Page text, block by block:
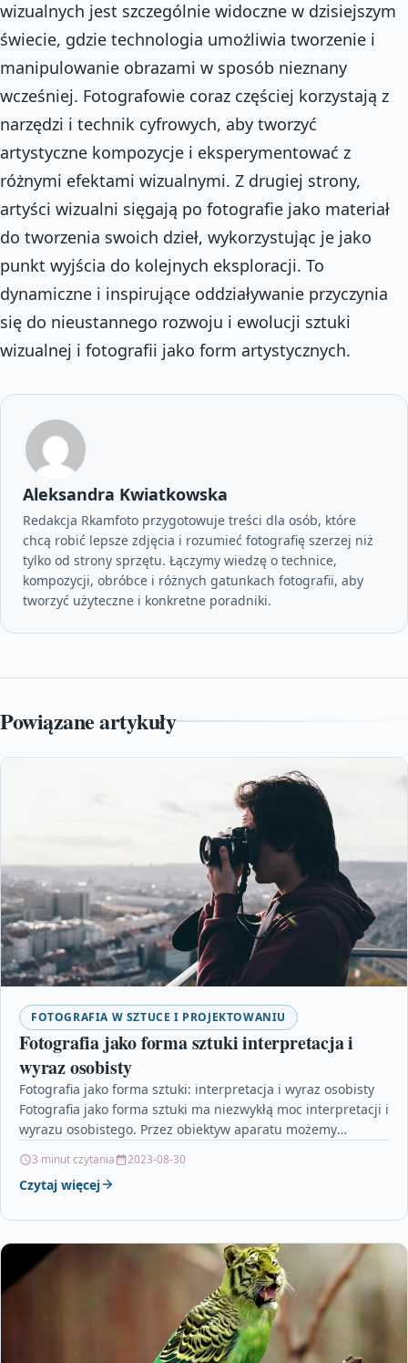
wizualnych jest szczególnie widoczne w dzisiejszym
świecie, gdzie technologia umożliwia tworzenie i
manipulowanie obrazami w sposób nieznany
wcześniej. Fotografowie coraz częściej korzystają z
narzędzi i technik cyfrowych, aby tworzyć
artystyczne kompozycje i eksperymentować z
różnymi efektami wizualnymi. Z drugiej strony,
artyści wizualni sięgają po fotografie jako materiał
do tworzenia swoich dzieł, wykorzystując je jako
punkt wyjścia do kolejnych eksploracji. To
dynamiczne i inspirujące oddziaływanie przyczynia
się do nieustannego rozwoju i ewolucji sztuki
wizualnej i fotografii jako form artystycznych.
Aleksandra Kwiatkowska
Redakcja Rkamfoto przygotowuje treści dla osób, które
chcą robić lepsze zdjęcia i rozumieć fotografię szerzej niż
tylko od strony sprzętu. Łączymy wiedzę o technice,
kompozycji, obróbce i różnych gatunkach fotografii, aby
tworzyć użyteczne i konkretne poradniki.
Powiązane artykuły
FOTOGRAFIA W SZTUCE I PROJEKTOWANIU
Fotografia jako forma sztuki interpretacja i
wyraz osobisty
Fotografia jako forma sztuki: interpretacja i wyraz osobisty
Fotografia jako forma sztuki ma niezwykłą moc interpretacji i
wyrazu osobistego. Przez obiektyw aparatu możemy
3 minut czytania 2023-08-30
Czytaj więcej